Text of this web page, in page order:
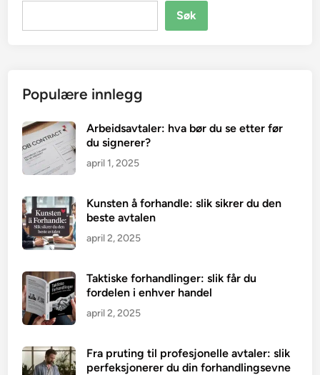
Søk
Populære innlegg
Arbeidsavtaler: hva bør du se etter før
du signerer?
april 1, 2025
Kunsten å forhandle: slik sikrer du den
beste avtalen
april 2, 2025
Taktiske forhandlinger: slik får du
fordelen i enhver handel
april 2, 2025
Fra pruting til profesjonelle avtaler: slik
perfeksjonerer du din forhandlingsevne